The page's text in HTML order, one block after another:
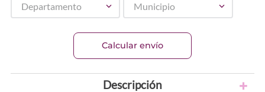
Departamento Municipio
Calcular envío
Descripción